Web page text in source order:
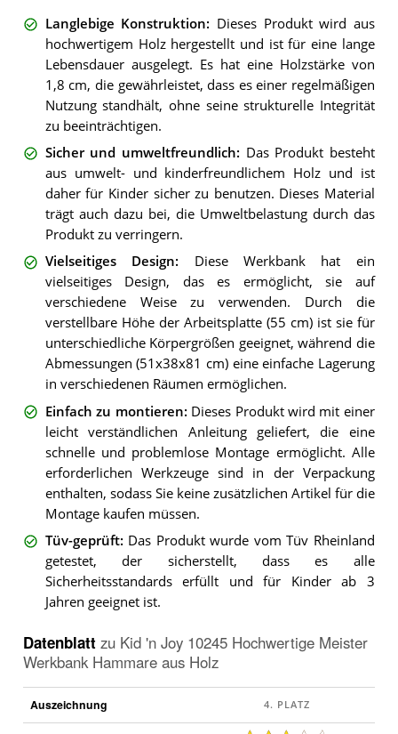
Langlebige Konstruktion: Dieses Produkt wird aus
hochwertigem Holz hergestellt und ist für eine lange
Lebensdauer ausgelegt. Es hat eine Holzstärke von
1,8 cm, die gewährleistet, dass es einer regelmäßigen
Nutzung standhält, ohne seine strukturelle Integrität
zu beeinträchtigen.
Sicher und umweltfreundlich: Das Produkt besteht
aus umwelt- und kinderfreundlichem Holz und ist
daher für Kinder sicher zu benutzen. Dieses Material
trägt auch dazu bei, die Umweltbelastung durch das
Produkt zu verringern.
Vielseitiges Design: Diese Werkbank hat ein
vielseitiges Design, das es ermöglicht, sie auf
verschiedene Weise zu verwenden. Durch die
verstellbare Höhe der Arbeitsplatte (55 cm) ist sie für
unterschiedliche Körpergrößen geeignet, während die
Abmessungen (51x38x81 cm) eine einfache Lagerung
in verschiedenen Räumen ermöglichen.
Einfach zu montieren: Dieses Produkt wird mit einer
leicht verständlichen Anleitung geliefert, die eine
schnelle und problemlose Montage ermöglicht. Alle
erforderlichen Werkzeuge sind in der Verpackung
enthalten, sodass Sie keine zusätzlichen Artikel für die
Montage kaufen müssen.
Tüv-geprüft: Das Produkt wurde vom Tüv Rheinland
getestet, der sicherstellt, dass es alle
Sicherheitsstandards erfüllt und für Kinder ab 3
Jahren geeignet ist.
Datenblatt zu Kid 'n Joy 10245 Hochwertige Meister
Werkbank Hammare aus Holz
Auszeichnung